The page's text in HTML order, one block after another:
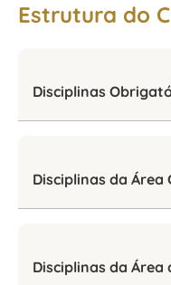
Estrutura do
Disciplinas
Disciplinas da Área
Disciplinas da